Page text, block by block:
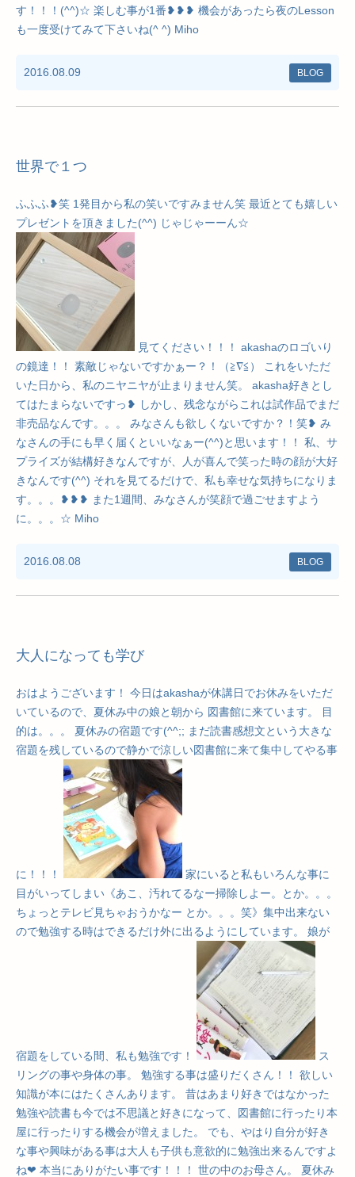
す！！！(^^)☆ 楽しむ事が1番❥❥❥ 機会があったら夜のLesson
も一度受けてみて下さいね(^ ^) Miho
2016.08.09 BLOG
世界で１つ
ふふふ❥笑 1発目から私の笑いですみません笑 最近とても嬉しい
プレゼントを頂きました(^^) じゃじゃーーん☆
見てください！！！ akashaのロゴいり
の鏡達！！ 素敵じゃないですかぁー？！（≧∇≦） これをいただ
いた日から、私のニヤニヤが止まりません笑。 akasha好きとし
てはたまらないですっ❥ しかし、残念ながらこれは試作品でまだ
非売品なんです。。。 みなさんも欲しくないですか？！笑❥ み
なさんの手にも早く届くといいなぁー(^^)と思います！！ 私、サ
プライズが結構好きなんですが、人が喜んで笑った時の顔が大好
きなんです(^^) それを見てるだけで、私も幸せな気持ちになりま
す。。。❥❥❥ また1週間、みなさんが笑顔で過ごせますよう
に。。。☆ Miho
2016.08.08 BLOG
大人になっても学び
おはようございます！ 今日はakashaが休講日でお休みをいただ
いているので、夏休み中の娘と朝から 図書館に来ています。 目
的は。。。 夏休みの宿題です(^^;; まだ読書感想文という大きな
宿題を残しているので静かで涼しい図書館に来て集中してやる事
に！！！
家にいると私もいろんな事に
目がいってしまい《あこ、汚れてるなー掃除しよー。とか。。。
ちょっとテレビ見ちゃおうかなー とか。。。笑》集中出来ない
ので勉強する時はできるだけ外に出るようにしています。 娘が
宿題をしている間、私も勉強です！
ス
リングの事や身体の事。 勉強する事は盛りだくさん！！ 欲しい
知識が本にはたくさんあります。 昔はあまり好きではなかった
勉強や読書も今では不思議と好きになって、図書館に行ったり本
屋に行ったりする機会が増えました。 でも、やはり自分が好き
な事や興味がある事は大人も子供も意欲的に勉強出来るんですよ
ね❤︎ 本当にありがたい事です！！！ 世の中のお母さん。 夏休み